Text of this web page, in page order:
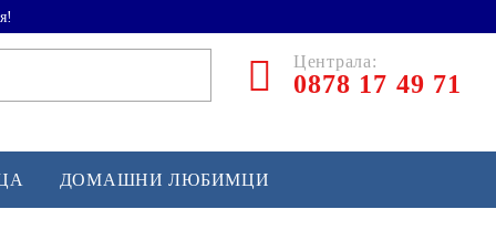
Централа:
0878 17 49 71
ДОМАШНИ ЛЮБИМЦИ